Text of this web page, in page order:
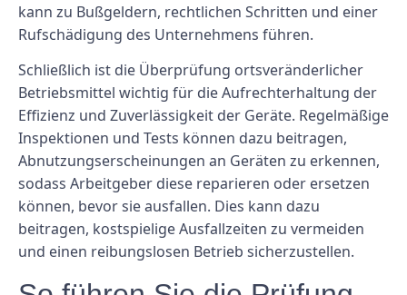
kann zu Bußgeldern, rechtlichen Schritten und einer
Rufschädigung des Unternehmens führen.
Schließlich ist die Überprüfung ortsveränderlicher
Betriebsmittel wichtig für die Aufrechterhaltung der
Effizienz und Zuverlässigkeit der Geräte. Regelmäßige
Inspektionen und Tests können dazu beitragen,
Abnutzungserscheinungen an Geräten zu erkennen,
sodass Arbeitgeber diese reparieren oder ersetzen
können, bevor sie ausfallen. Dies kann dazu
beitragen, kostspielige Ausfallzeiten zu vermeiden
und einen reibungslosen Betrieb sicherzustellen.